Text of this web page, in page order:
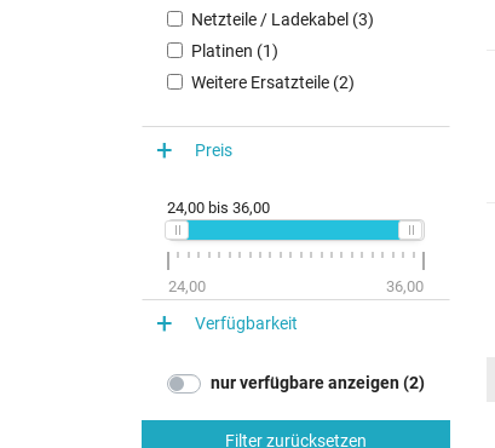
Netzteile / Ladekabel (3)
Platinen (1)
Weitere Ersatzteile (2)
Preis
24,00 bis 36,00
24,00 36,00
Verfügbarkeit
nur verfügbare anzeigen (2)
Filter zurücksetzen